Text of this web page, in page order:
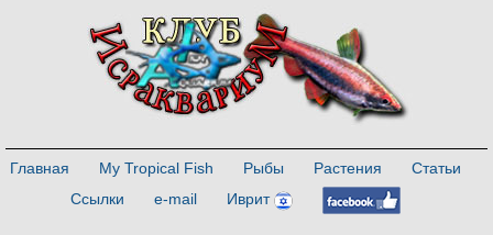
Главная My Tropical Fish Рыбы Растения
Статьи
Ссылки
e-mail Иврит